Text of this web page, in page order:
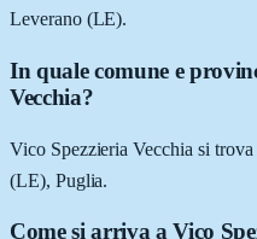
Leverano (LE).
In quale comune e
Vecchia?
Vico Spezzieria Vecchia si
(LE), Puglia.
Come si arriva a Vico